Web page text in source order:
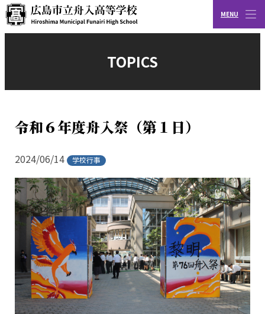
広島市立舟入高等学校
TOPICS
令和６年度舟入祭（第１日）
2024/06/14 学校行事
MENU